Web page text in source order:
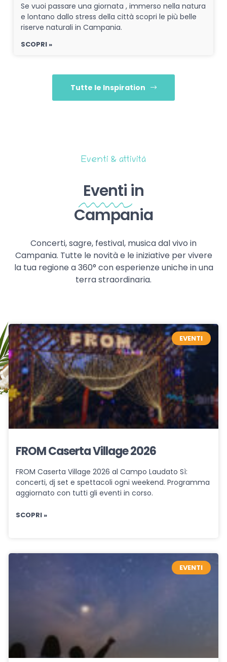
Se vuoi passare una giornata , immerso nella natura
e lontano dallo stress della città scopri le più belle
riserve naturali in Campania.
SCOPRI »
Tutte le Inspiration
Eventi & attività
Eventi in
Campania
Concerti, sagre, festival, musica dal vivo in
Campania. Tutte le novità e le iniziative per vivere
la tua regione a 360° con esperienze uniche in una
terra straordinaria.
EVENTI
FROM Caserta Village 2026
FROM Caserta Village 2026 al Campo Laudato Sì:
concerti, dj set e spettacoli ogni weekend. Programma
aggiornato con tutti gli eventi in corso.
SCOPRI »
EVENTI